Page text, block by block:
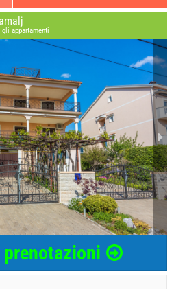
appartamenti